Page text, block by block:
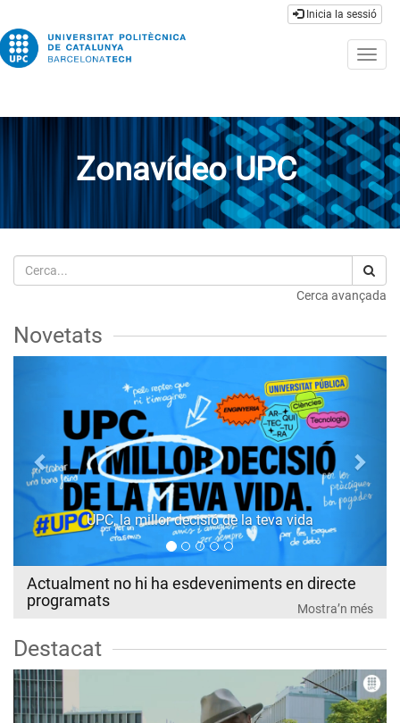
Inicia la sessió
Zonavídeo UPC
Cerca
Cerca avançada
Novetats
UPC, la millor decisió de la teva vida
Next
Actualment no hi ha esdeveniments en directe
programats
Mostra’n més
Destacat